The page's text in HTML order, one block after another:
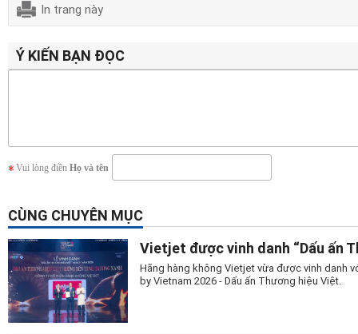
In trang này
Ý KIẾN BẠN ĐỌC
Vui lòng điền Họ và tên
CÙNG CHUYÊN MỤC
Vietjet được vinh danh “Dấu ấn
Hãng hàng không Vietjet vừa được vinh danh
by Vietnam 2026 - Dấu ấn Thương hiệu Việt.